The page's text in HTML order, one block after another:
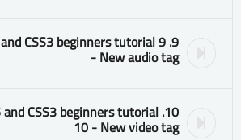
and CSS3 beginners tutorial 9
- New audio tag
and CSS3 beginners tutorial
10 - New video tag